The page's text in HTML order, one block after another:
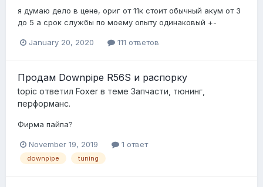
я думаю дело в цене, ориг от 11к стоит обычный акум от 3
до 5 а срок службы по моему опыту одинаковый +-
January 20, 2020 111 ответов
Продам Downpipe R56S и распорку
topic ответил Foxer в теме Запчасти, тюнинг,
перформанс.
Фирма пайпа?
November 19, 2019 1 ответ
downpipe tuning